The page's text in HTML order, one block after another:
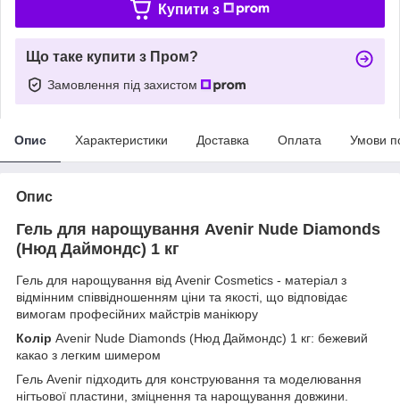
Купити з
Що таке купити з Пром?
Замовлення під захистом
Опис Характеристики Доставка Оплата Умови
Опис
Гель для нарощування Avenir Nude Diamonds
(Нюд Даймондс) 1 кг
Гель для нарощування від Avenir Cosmetics - матеріал з
відмінним співвідношенням ціни та якості, що відповідає
вимогам професійних майстрів манікюру
Колір Avenir Nude Diamonds (Нюд Даймондс) 1 кг: бежевий
какао з легким шимером
Гель Avenir підходить для конструювання та моделювання
нігтьової пластини, зміцнення та нарощування довжини.